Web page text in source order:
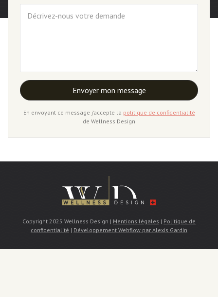
En envoyant ce message j’accepte la politique de confidentialité
de Wellness Design
Copyright 2025 Wellness Design | Mentions légales | Politique de
confidentialité | Développement Webflow par Alexis Gardin